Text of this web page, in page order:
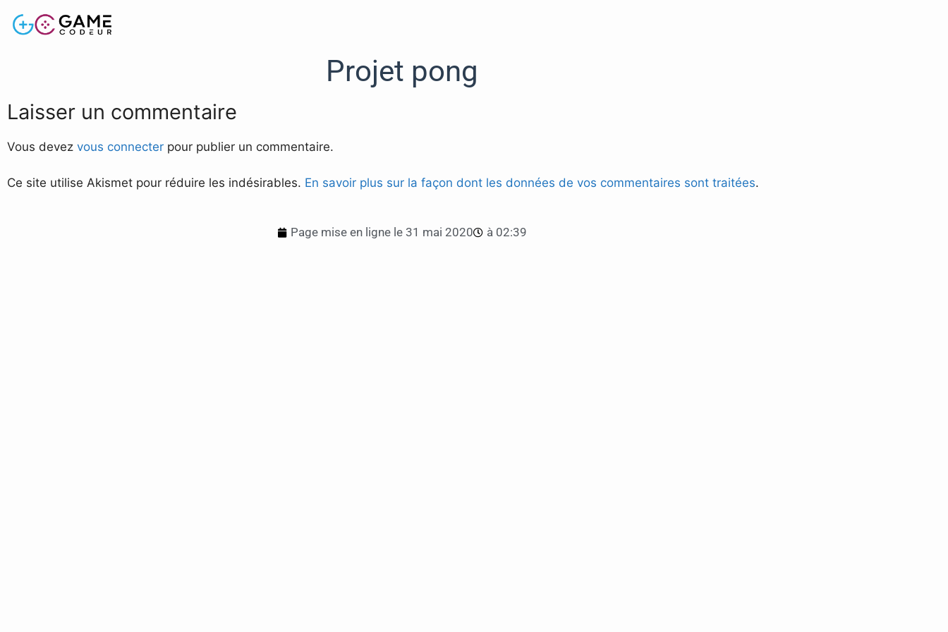
Projet pong
Laisser un commentaire
Vous devez vous connecter pour publier un commentaire.
Ce site utilise Akismet pour réduire les indésirables. En savoir plus sur la façon dont les données de vos commentaires sont traitées.
Page mise en ligne le 31 mai 2020 à 02:39